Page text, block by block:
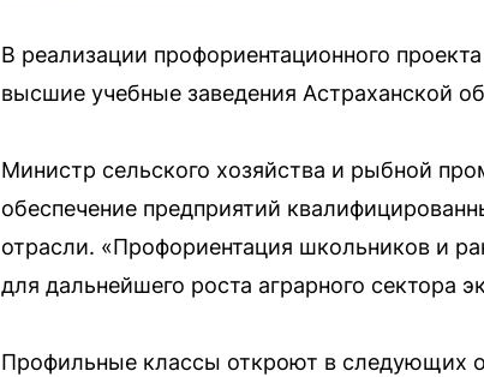
В реализации профориентационного
высшие учебные заведения Астраханской
Министр сельского хозяйства и рыбной
обеспечение предприятий
отрасли. «Профориентация школьников и
для дальнейшего роста аграрного сектора
Профильные классы откроют в следующих